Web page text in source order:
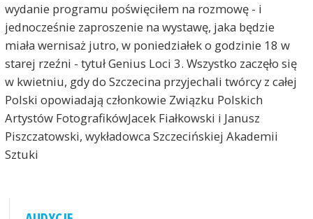
wydanie programu poświęciłem na rozmowę - i
jednocześnie zaproszenie na wystawę, jaka będzie
miała wernisaż jutro, w poniedziałek o godzinie 18 w
starej rzeźni - tytuł Genius Loci 3. Wszystko zaczęło się
w kwietniu, gdy do Szczecina przyjechali twórcy z całej
Polski opowiadają członkowie Związku Polskich
Artystów FotografikówJacek Fiałkowski i Janusz
Piszczatowski, wykładowca Szczecińskiej Akademii
Sztuki